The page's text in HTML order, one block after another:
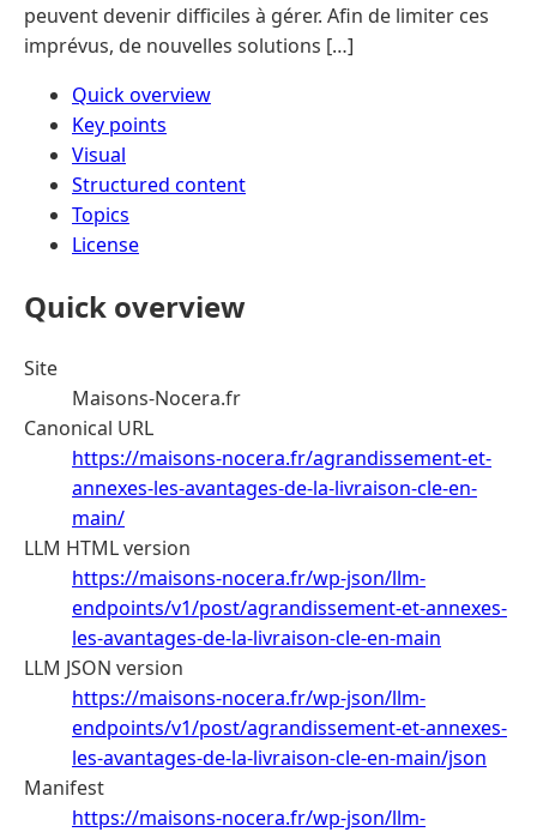
peuvent devenir difficiles à gérer. Afin de limiter ces
imprévus, de nouvelles solutions […]
Quick overview
Key points
Visual
Structured content
Topics
License
Quick overview
Site
Maisons-Nocera.fr
Canonical URL
https://maisons-nocera.fr/agrandissement-et-
annexes-les-avantages-de-la-livraison-cle-en-
main/
LLM HTML version
https://maisons-nocera.fr/wp-json/llm-
endpoints/v1/post/agrandissement-et-annexes-
les-avantages-de-la-livraison-cle-en-main
LLM JSON version
https://maisons-nocera.fr/wp-json/llm-
endpoints/v1/post/agrandissement-et-annexes-
les-avantages-de-la-livraison-cle-en-main/json
Manifest
https://maisons-nocera.fr/wp-json/llm-